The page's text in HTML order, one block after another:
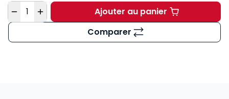
Quantité Ajouter au panierMémento Audit et
Comparer